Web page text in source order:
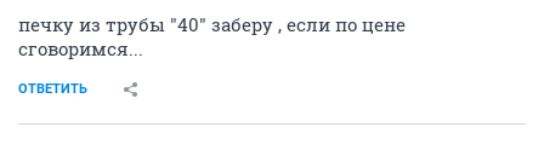
печку из трубы "40" заберу , если по цене
сговоримся...
ОТВЕТИТЬ